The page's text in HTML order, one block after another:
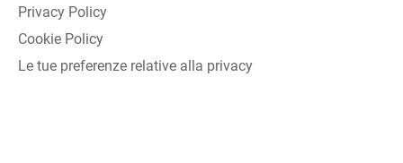
Privacy Policy
Cookie Policy
Le tue preferenze relative alla privacy